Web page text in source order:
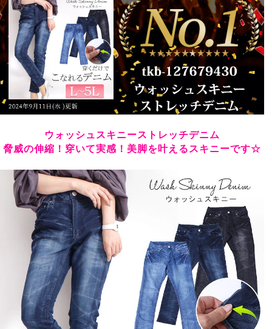
な。色はネイビーを買いました。きれいな色ですが色落
ちしそうなのでしばらく洗濯に気をつけたいと思いま
す。
もっち
1
購入者
非公開
投稿日
2024/01/23
3Lブルーしかなくて、とりあえず購入。
めっちゃ履き心地良く、フィットして細見え&足長効果
ネイビーとブラックも欲しいけど、売り切れ。再入荷、
是非して欲しい！
なかなか、めぐり会えないデニムなのでぽっちゃりさん
オススメ。
4
女性
投稿日
2023/11/16
160cm/86kg
ストレッチもきいていて着た感じもすごくスッとして見
ウォッシュスキニーストレッチデニム
脅威の伸縮！穿いて実感！美脚を叶えるスキニーです☆